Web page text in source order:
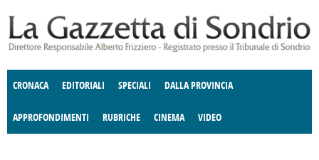
CRONACA EDITORIALI SPECIALI DALLA PROVINCIA
APPROFONDIMENTI RUBRICHE CINEMA VIDEO